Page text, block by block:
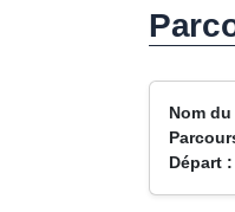
Nom
Départ :